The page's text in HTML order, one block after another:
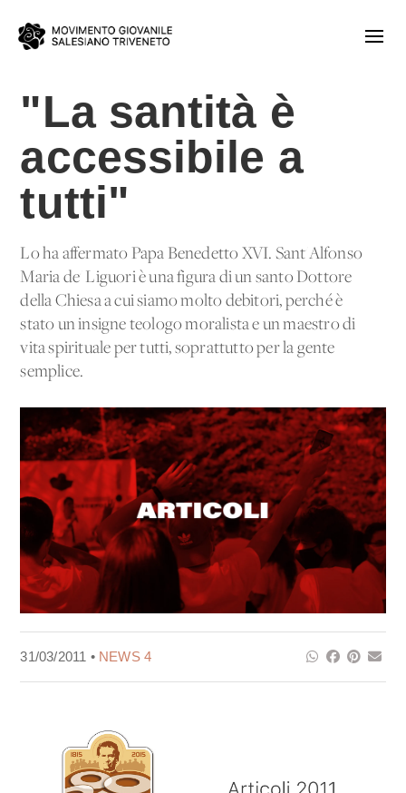
"La santità è
accessibile a
tutti"
Lo ha affermato Papa Benedetto XVI. Sant'Alfonso
Maria de' Liguori è una figura di un santo Dottore
della Chiesa a cui siamo molto debitori, perché è
stato un insigne teologo moralista e un maestro di
vita spirituale per tutti, soprattutto per la gente
semplice.
31/03/2011 • NEWS 4